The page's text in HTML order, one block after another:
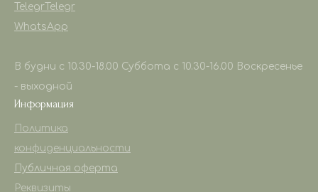
Telegr Telegr
WhatsApp
В будни с 10.30-18.00 Суббота с 10.30-16.00 Воскресенье
- выходной
Информация
Политика
конфиденциальности
Публичная оферта
Реквизиты